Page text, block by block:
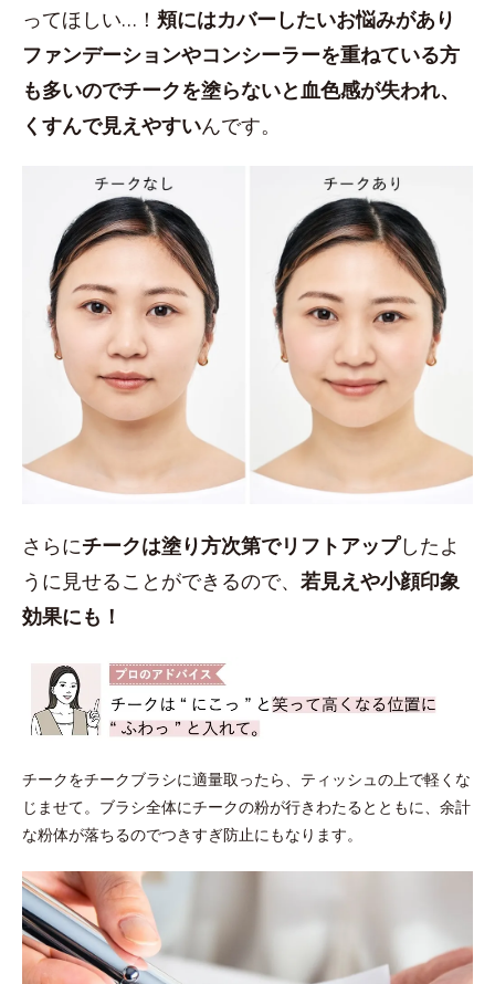
ってほしい…！ 頬にはカバーしたいお悩みがあり
ファンデーションやコンシーラーを重ねている方
も多いのでチークを塗らないと血色感が失われ、
くすんで見えやすいんです。
さらにチークは塗り方次第でリフトアップしたよ
うに見せることができるので、 若見えや小顔印象
効果にも！
チークをチークブラシに適量取ったら、ティッシュの上で軽くな
じませて。ブラシ全体にチークの粉が行きわたるとともに、余計
な粉体が落ちるのでつきすぎ防止にもなります。